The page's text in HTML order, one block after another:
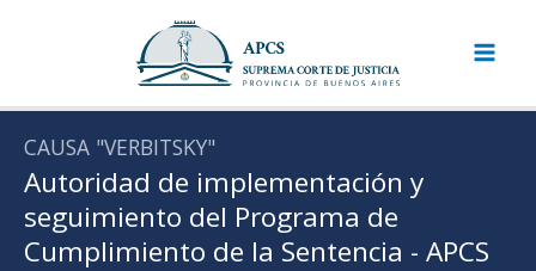
CAUSA "VERBITSKY"
Autoridad de implementación y
seguimiento del Programa de
Cumplimiento de la Sentencia - APCS